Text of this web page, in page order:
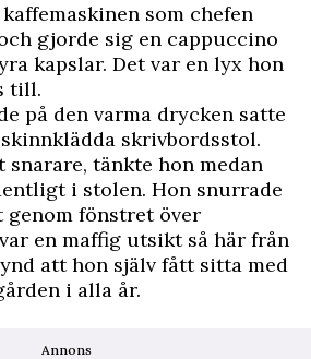
som chefen
gjorde sig en cappuccino
kapslar. Det var en lyx hon
till.
på den varma drycken satte
skrivbordsstol.
tänkte hon medan
i stolen. Hon snurrade
genom fönstret över
en maffig utsikt så här från
att hon själv fått sitta med
i alla år.
Annons